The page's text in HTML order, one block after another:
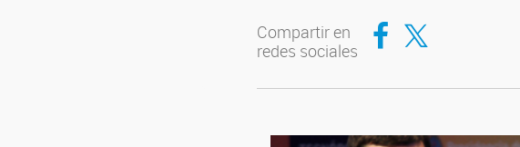
Compartir en
redes sociales
Compartir en Facebook
Compartir en Twitter